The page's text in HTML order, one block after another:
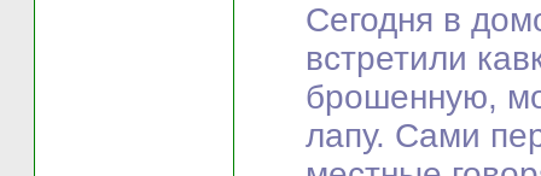
Сегодня в
встретили
брошенную,
лапу. Сами